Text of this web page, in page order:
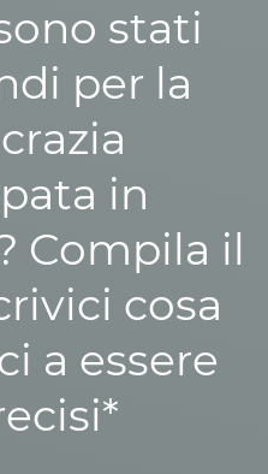
stati
per la
in
Compila il
cosa
a essere